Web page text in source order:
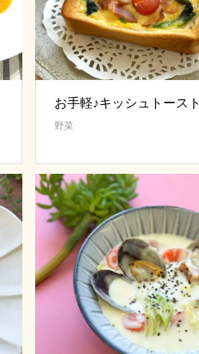
お手軽♪キッシュトースト
野菜